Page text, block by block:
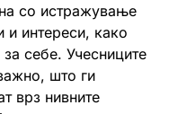
со истражување
и интереси, како
себе. Учесниците
што ги
врз нивните